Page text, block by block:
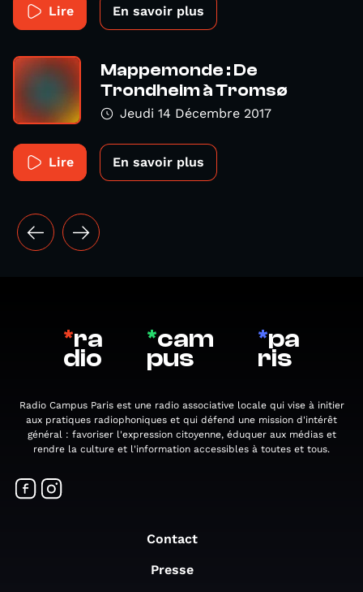
Lire En savoir plus
Mappemonde : De
Trondheim à Tromsø
Jeudi 14 Décembre 2017
Lire En savoir plus
*ra
dio
*cam
pus
*pa
ris
Radio Campus Paris est une radio associative locale qui vise à initier
aux pratiques radiophoniques et qui défend une mission d'intérêt
général : favoriser l'expression citoyenne, éduquer aux médias et
rendre la culture et l'information accessibles à toutes et tous.
Contact
Presse